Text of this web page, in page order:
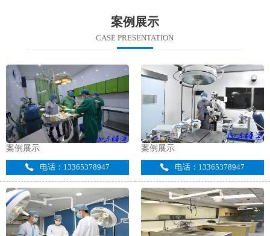
案例展示
CASE PRESENTATION
案例展示
电话：13365378947
案例展示
电话：13365378947